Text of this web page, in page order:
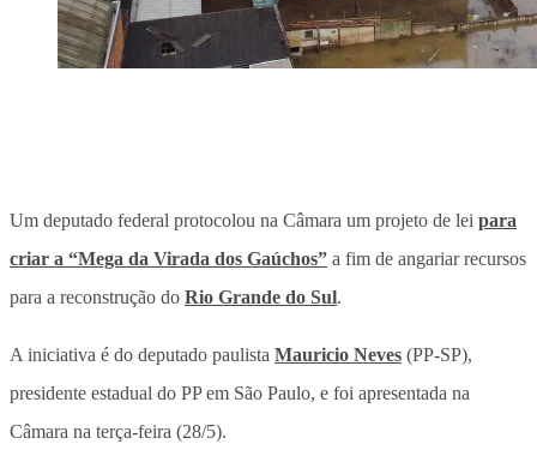
Um deputado federal protocolou na Câmara um projeto de lei para
criar a “Mega da Virada dos Gaúchos” a fim de angariar recursos
para a reconstrução do Rio Grande do Sul.
A iniciativa é do deputado paulista Mauricio Neves (PP-SP),
presidente estadual do PP em São Paulo, e foi apresentada na
Câmara na terça-feira (28/5).